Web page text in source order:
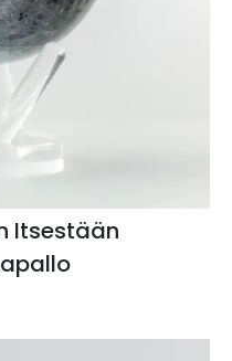
Itsestään